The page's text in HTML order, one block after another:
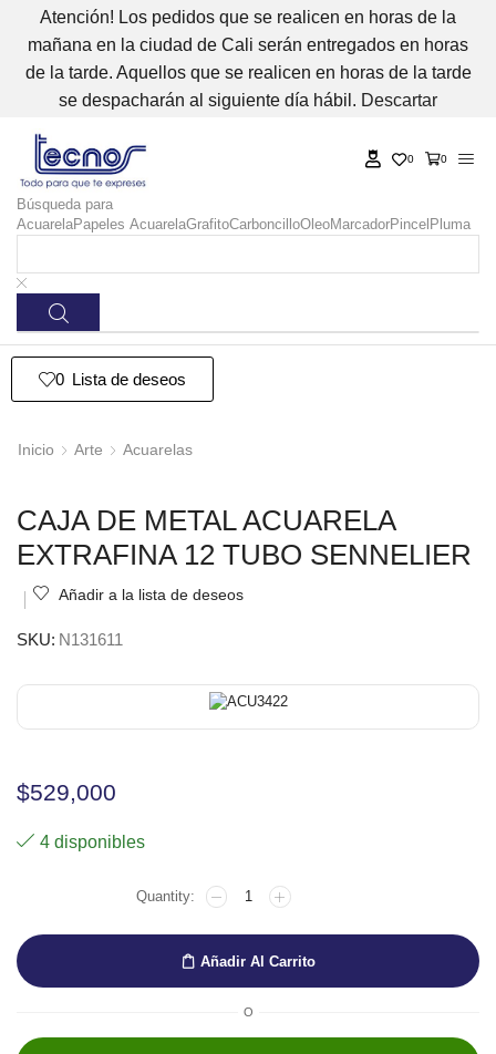
Atención! Los pedidos que se realicen en horas de la
mañana en la ciudad de Cali serán entregados en horas
de la tarde. Aquellos que se realicen en horas de la tarde
se despacharán al siguiente día hábil. Descartar
Búsqueda para
AcuarelaPapeles AcuarelaGrafitoCarboncilloOleoMarcadorPincel Pluma
0 0
0 Lista de deseos
Inicio Arte Acuarelas
CAJA DE METAL ACUARELA
EXTRAFINA 12 TUBO SENNELIER
Añadir a la lista de deseos
SKU: N131611
$529,000
4 disponibles
Añadir Al Carrito
O